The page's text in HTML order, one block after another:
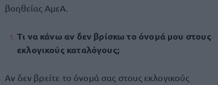
βοηθείας ΑμεΑ.
Τι να κάνω αν δεν βρίσκω το όνομά μου στους
εκλογικούς καταλόγους;
Αν δεν βρείτε το όνομά σας στους εκλογικούς